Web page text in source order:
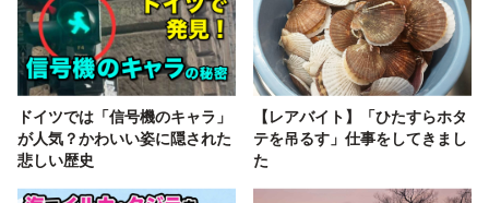
ドイツでは「信号機のキャラ」
が人気？かわいい姿に隠された
悲しい歴史
【レアバイト】「ひたすらホタ
テを吊るす」仕事をしてきまし
た